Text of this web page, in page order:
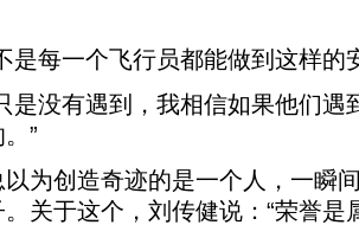
每一个飞行员都能做到这样的
没有遇到，我相信如果他们遇
”
创造奇迹的是一个人，一瞬
。关于这个，刘传健说：“荣誉是